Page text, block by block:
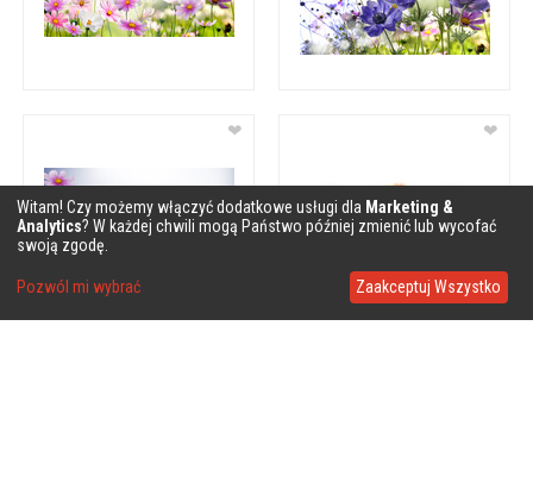
❤ ❤
Witam! Czy możemy włączyć dodatkowe usługi dla Marketing &
Analytics? W każdej chwili mogą Państwo później zmienić lub wycofać
swoją zgodę.
Pozwól mi wybrać Zaakceptuj Wszystko